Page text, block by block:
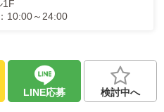
1F
10:00～24:00
LINE応募 検討中へ